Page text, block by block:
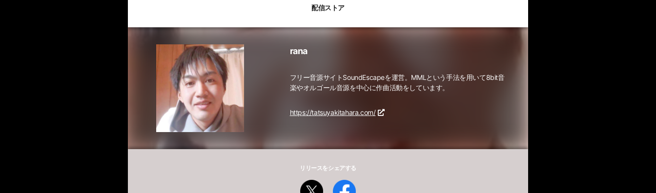
配信ストア
rana
フリー音源サイトSoundEscapeを運営。MMLという手法を用いて8bit音
楽やオルゴール音源を中心に作曲活動をしています。
https://tatsuyakitahara.com/
リリースをシェアする